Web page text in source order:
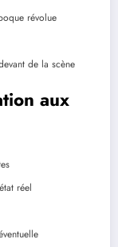
révolue
de la scène
aux
réel